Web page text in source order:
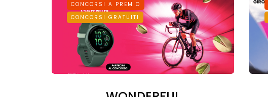
CONCORSI A PREMIO
CONCORSI GRATUITI